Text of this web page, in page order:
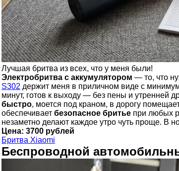
Лучшая бритва из всех, что у меня были!
Электробритва с аккумулятором — то, что
S302 держит меня в приличном виде с
минут, готов к выходу — без пены и утренней
быстро, моется под краном, в дорогу
обеспечивает безопасное бритье при любых
незаметно делают каждое утро чуть проще. В
Цена: 3700 рублей
Бритва Xiaomi
Беспроводной